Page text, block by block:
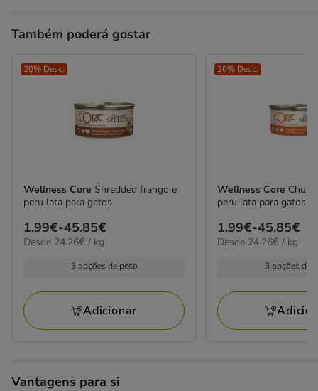
Também poderá gostar
20% Desc.
Wellness Core Shredded frango e
peru lata para gatos
Preço
de
45.85€
1.99€-45.85€
24.26€
Desde 24.26€ / kg
3 opções de peso
Adicionar
20% Desc.
Wellness Core
peru lata para gatos
Preço
de
45.85€
1.99€-45.85€
24.26€
Desde 24.26€ / kg
3 opções de
Vantagens para si